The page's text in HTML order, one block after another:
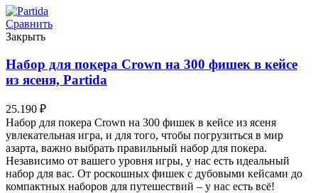
Сравнить
Закрыть
Набор для покера Crown на 300 фишек в кейсе
из ясеня, Partida
25.190 ₽
Набор для покера Crown на 300 фишек в кейсе из ясеня
увлекательная игра, и для того, чтобы погрузиться в мир
азарта, важно выбрать правильный набор для покера.
Независимо от вашего уровня игры, у нас есть идеальный
набор для вас. От роскошных фишек с дубовыми кейсами до
компактных наборов для путешествий – у нас есть всё!